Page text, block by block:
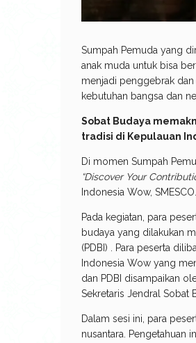
Sumpah Pemuda yang
anak muda untuk bisa
menjadi penggebrak dan
kebutuhan bangsa dan
Sobat Budaya
tradisi di Kepulauan
Di momen Sumpah
“Discover Your
Indonesia Wow, SMESCO.
Pada kegiatan, para
budaya yang dilakukan
(PDBI) . Para peserta
Indonesia Wow yang
dan PDBI disampaikan
Sekretaris Jendral Sobat
Dalam sesi ini, para
nusantara. Pengetahuan